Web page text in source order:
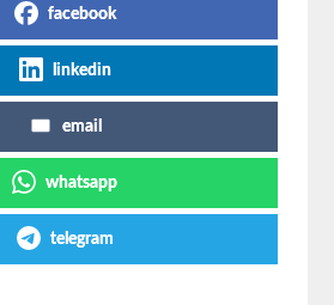
facebook
linkedin
email
whatsapp
telegram